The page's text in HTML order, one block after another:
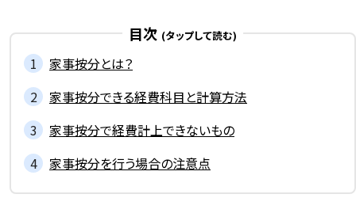
記事一覧を見る
目次
家事按分とは？
家事按分できる経費科目と計算方法
家事按分で経費計上できないもの
家事按分を行う場合の注意点